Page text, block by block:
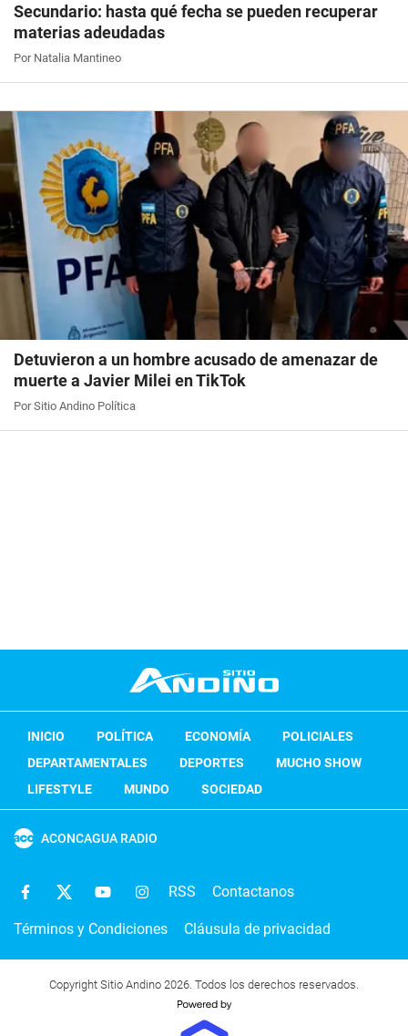
Secundario: hasta qué fecha se pueden recuperar
materias adeudadas
Por Natalia Mantineo
Detuvieron a un hombre acusado de amenazar de
muerte a Javier Milei en TikTok
Por Sitio Andino Política
INICIO POLÍTICA ECONOMÍA
POLICIALES
DEPARTAMENTALES
DEPORTES
MUCHO SHOW
LIFESTYLE
MUNDO SOCIEDAD
ACONCAGUA RADIO
RSS Contactanos
Términos y Condiciones Cláusula de privacidad
Copyright Sitio Andino 2026. Todos los derechos reservados.